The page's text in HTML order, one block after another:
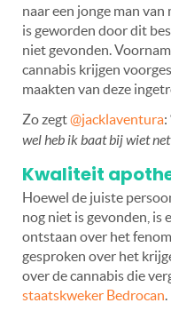
naar een jonge man
is geworden door dit
niet gevonden.
cannabis krijgen
maakten van deze
Zo zegt@jacklaventura:
wel heb ik baat bij wiet
Kwaliteit
Hoewel de juiste
nog niet is gevonden, is
ontstaan over het
gesproken over het
over de cannabis die
staatskweker Bedrocan